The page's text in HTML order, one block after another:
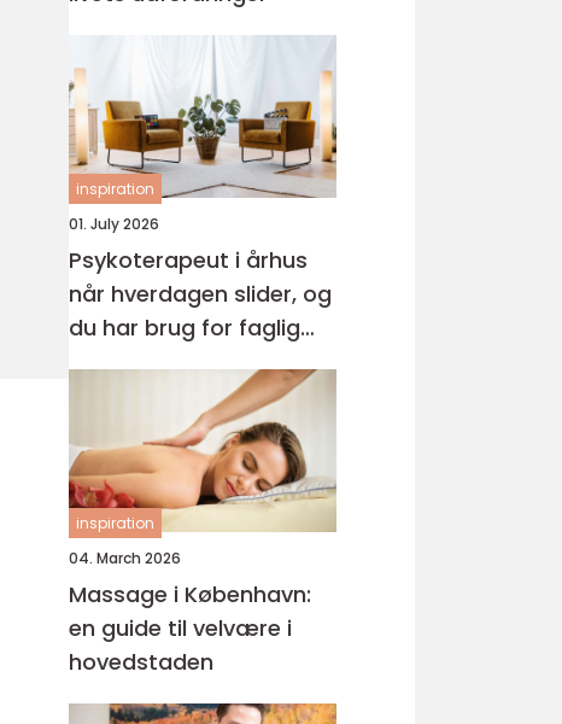
inspiration
01. July 2026
Psykoterapeut i århus
når hverdagen slider, og
du har brug for faglig
støtte
inspiration
04. March 2026
Massage i København:
en guide til velvære i
hovedstaden